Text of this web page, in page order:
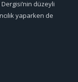
düzeyli
yaparken de